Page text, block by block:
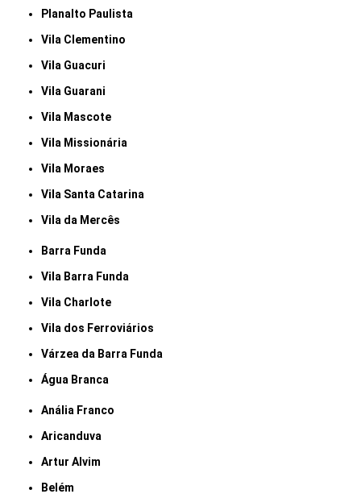
Planalto Paulista
Vila Clementino
Vila Guacuri
Vila Guarani
Vila Mascote
Vila Missionária
Vila Moraes
Vila Santa Catarina
Vila da Mercês
Barra Funda
Vila Barra Funda
Vila Charlote
Vila dos Ferroviários
Várzea da Barra Funda
Água Branca
Anália Franco
Aricanduva
Artur Alvim
Belém